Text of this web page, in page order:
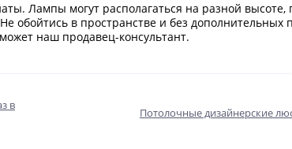
Лампы могут располагаться на разной
обойтись в пространстве и без дополнительных
наш продавец-консультант.
в
Потолочные дизайнерские